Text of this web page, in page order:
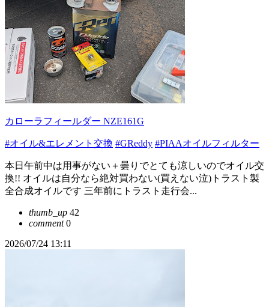
カローラフィールダー NZE161G
#オイル&エレメント交換 #GReddy #PIAAオイルフィルター
本日午前中は用事がない＋曇りでとても涼しいのでオイル交
換!! オイルは自分なら絶対買わない(買えない泣)トラスト製
全合成オイルです 三年前にトラスト走行会...
thumb_up 42
comment0
2026/07/24 13:11